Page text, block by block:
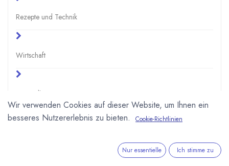
Rezepte und Technik
Wirtschaft
Gesundheit
Wir verwenden Cookies auf dieser Website, um Ihnen ein
besseres Nutzererlebnis zu bieten.
Cookie-Richtlinien
Nur essentielle Ich stimme zu